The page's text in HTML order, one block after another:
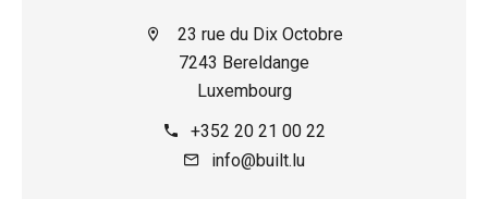
23 rue du Dix Octobre
7243 Bereldange
Luxembourg
+352 20 21 00 22
info@built.lu